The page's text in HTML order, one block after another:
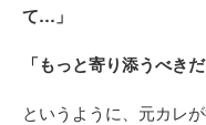
て…」
「もっと寄り添うべき
というように、元カレ